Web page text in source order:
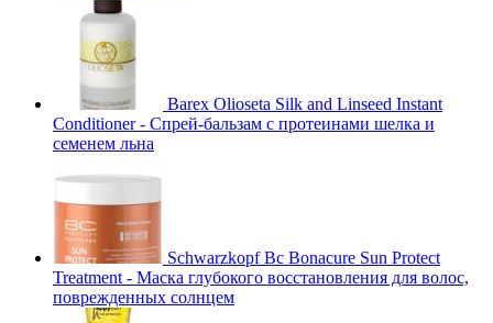
Barex Olioseta Silk and Linseed Instant
Conditioner - Спрей-бальзам с протеинами шелка и
семенем льна
Schwarzkopf Bc Bonacure Sun Protect
Treatment - Маска глубокого восстановления для волос,
поврежденных солнцем